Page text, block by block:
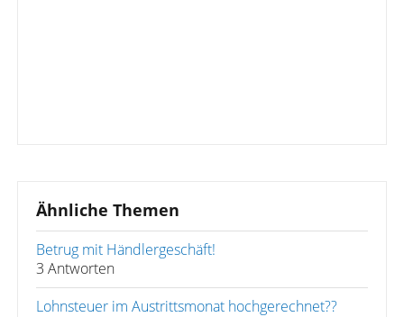
Ähnliche Themen
Betrug mit Händlergeschäft!
3 Antworten
Lohnsteuer im Austrittsmonat hochgerechnet??